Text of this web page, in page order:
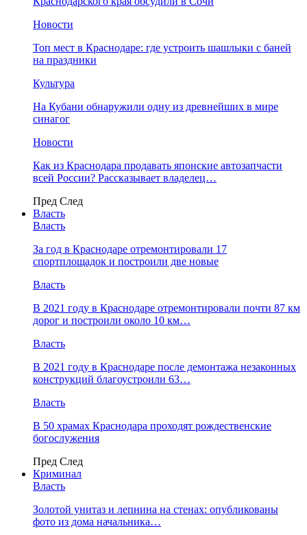
Новости
Топ мест в Краснодаре: где устроить шашлыки с баней
на праздники
Культура
На Кубани обнаружили одну из древнейших в мире
синагог
Новости
Как из Краснодара продавать японские автозапчасти
всей России? Рассказывает владелец…
Пред След
Власть
Власть
За год в Краснодаре отремонтировали 17
спортплощадок и построили две новые
Власть
В 2021 году в Краснодаре отремонтировали почти 87 км
дорог и построили около 10 км…
Власть
В 2021 году в Краснодаре после демонтажа незаконных
конструкций благоустроили 63…
Власть
В 50 храмах Краснодара проходят рождественские
богослужения
Пред След
Криминал
Власть
​Золотой унитаз и лепнина на стенах: опубликованы
фото из дома начальника…